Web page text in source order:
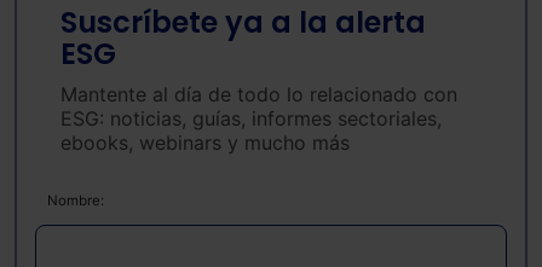
Suscríbete ya a la alerta
ESG
Mantente al día de todo lo relacionado con
ESG: noticias, guías, informes sectoriales,
ebooks, webinars y mucho más
Nombre: